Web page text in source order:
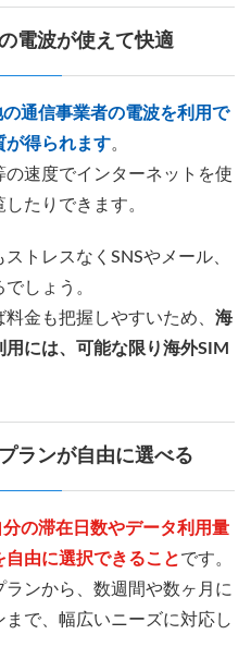
電波が使えて快適
の通信事業者の電波を利用で
が得られます。
速度でインターネットを使
たりできます。
トレスなくSNSやメール、
しょう。
金も把握しやすいため、 海
には、可能な限り海外SIM
ランが自由に選べる
分の滞在日数やデータ利用量
由に選択できることです。
ンから、数週間や数ヶ月に
で、幅広いニーズに対応し